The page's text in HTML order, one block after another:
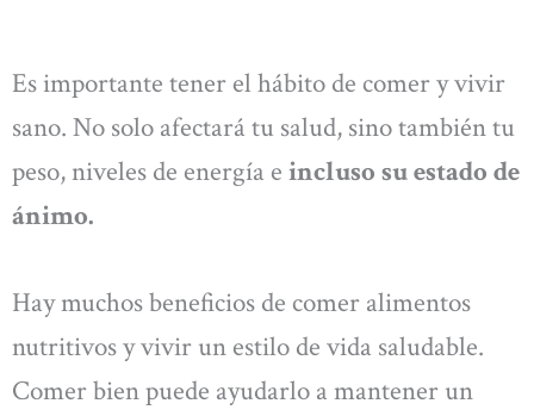
Es importante tener el hábito de comer y vivir
sano. No solo afectará tu salud, sino también tu
peso, niveles de energía e incluso su estado de
ánimo.
Hay muchos beneficios de comer alimentos
nutritivos y vivir un estilo de vida saludable.
Comer bien puede ayudarlo a mantener un